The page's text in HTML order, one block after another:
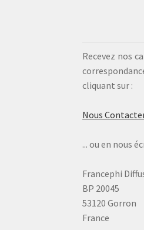
Recevez nos
cliquant sur :
Nous
... ou en nous
Francephi
BP 20045
53120 Gorron
France